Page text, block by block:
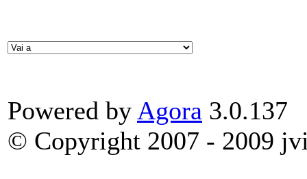
Powered by Agora 3.0.137
© Copyright 2007 - 2009